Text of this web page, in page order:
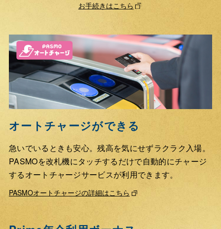
お手続きはこちら
オートチャージができる
急いでいるときも安心。残高を気にせずラクラク入場。
PASMOを改札機にタッチするだけで自動的にチャージ
するオートチャージサービスが利用できます。
PASMOオートチャージの詳細はこちら